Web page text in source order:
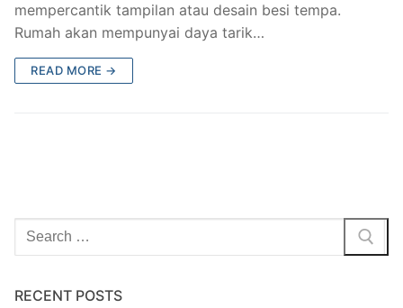
mempercantik tampilan atau desain besi tempa.
Rumah akan mempunyai daya tarik…
READ MORE →
RECENT POSTS